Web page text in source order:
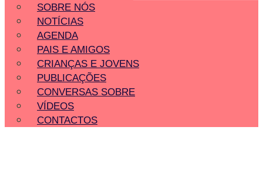
SOBRE NÓS
NOTÍCIAS
AGENDA
PAIS E AMIGOS
CRIANÇAS E JOVENS
PUBLICAÇÕES
CONVERSAS SOBRE
VÍDEOS
CONTACTOS